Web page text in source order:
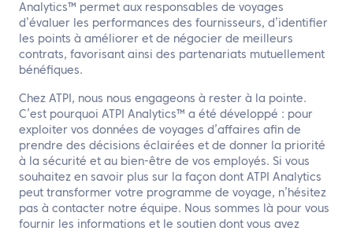
Analytics™ permet aux responsables de voyages
d’évaluer les performances des fournisseurs, d’identifier
les points à améliorer et de négocier de meilleurs
contrats, favorisant ainsi des partenariats mutuellement
bénéfiques.
Chez ATPI, nous nous engageons à rester à la pointe.
C’est pourquoi ATPI Analytics™ a été développé : pour
exploiter vos données de voyages d’affaires afin de
prendre des décisions éclairées et de donner la priorité
à la sécurité et au bien-être de vos employés. Si vous
souhaitez en savoir plus sur la façon dont ATPI Analytics
peut transformer votre programme de voyage, n’hésitez
pas à contacter notre équipe. Nous sommes là pour vous
fournir les informations et le soutien dont vous avez